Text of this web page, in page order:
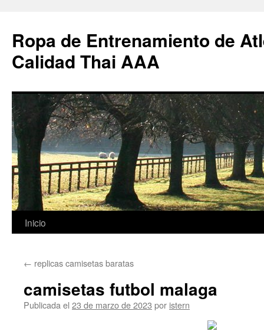
Ropa de Entrenamiento de
Calidad Thai AAA
Saltar
contenido
Inicio
← replicas camisetas baratas
camisetas futbol malaga
Publicada el 23 de marzo de 2023 por istern